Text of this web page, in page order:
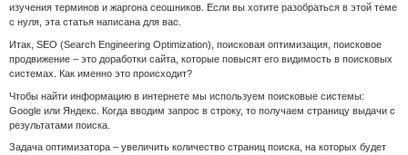
изучения терминов и жаргона сеошников. Если вы хотите разобраться в этой теме
с нуля, эта статья написана для вас.
Итак, SEO (Search Engineering Optimization), поисковая оптимизация, поисковое
продвижение – это доработки сайта, которые повысят его видимость в поисковых
системах. Как именно это происходит?
Чтобы найти информацию в интернете мы используем поисковые системы:
Google или Яндекс. Когда вводим запрос в строку, то получаем страницу выдачи с
результатами поиска.
Задача оптимизатора – увеличить количество страниц поиска, на которых будет